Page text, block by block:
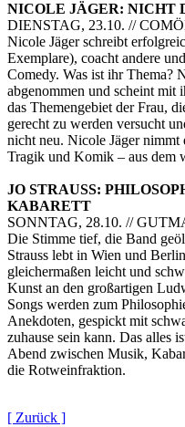
NICOLE JÄGER: NICHT
DIENSTAG, 23.10. //
Nicole Jäger schreibt
Exemplare), coacht andere
Comedy. Was ist ihr Thema?
abgenommen und scheint mit
das Themengebiet der Frau,
gerecht zu werden versucht
nicht neu. Nicole Jäger nimmt
Tragik und Komik – aus dem
JO STRAUSS:
KABARETT
SONNTAG, 28.10. //
Die Stimme tief, die Band
Strauss lebt in Wien und
gleichermaßen leicht und
Kunst an den großartigen
Songs werden zum
Anekdoten, gespickt mit
zuhause sein kann. Das alles
Abend zwischen Musik,
die Rotweinfraktion.
[ Zurück ]